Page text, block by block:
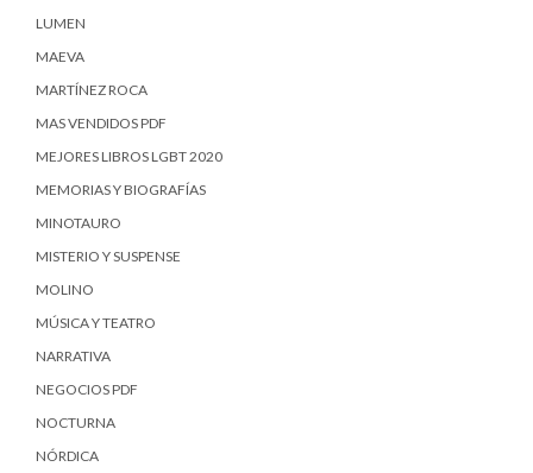
LUMEN
MAEVA
MARTÍNEZ ROCA
MAS VENDIDOS PDF
MEJORES LIBROS LGBT 2020
MEMORIAS Y BIOGRAFÍAS
MINOTAURO
MISTERIO Y SUSPENSE
MOLINO
MÚSICA Y TEATRO
NARRATIVA
NEGOCIOS PDF
NOCTURNA
NÓRDICA